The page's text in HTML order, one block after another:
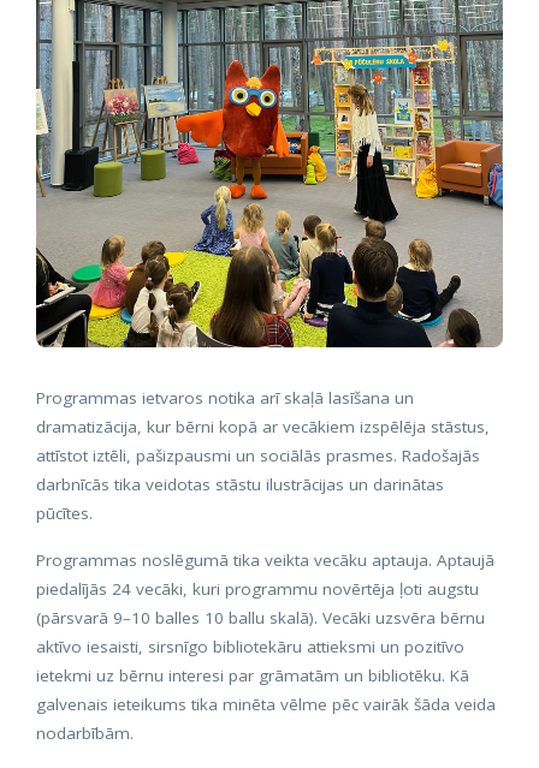
Programmas ietvaros notika arī skaļā lasīšana un
dramatizācija, kur bērni kopā ar vecākiem izspēlēja stāstus,
attīstot iztēli, pašizpausmi un sociālās prasmes. Radošajās
darbnīcās tika veidotas stāstu ilustrācijas un darinātas
pūcītes.
Programmas noslēgumā tika veikta vecāku aptauja. Aptaujā
piedalījās 24 vecāki, kuri programmu novērtēja ļoti augstu
(pārsvarā 9–10 balles 10 ballu skalā). Vecāki uzsvēra bērnu
aktīvo iesaisti, sirsnīgo bibliotekāru attieksmi un pozitīvo
ietekmi uz bērnu interesi par grāmatām un bibliotēku. Kā
galvenais ieteikums tika minēta vēlme pēc vairāk šāda veida
nodarbībām.